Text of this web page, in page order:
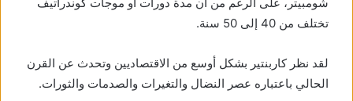
تختلف من 40 إلى 50 سنة.
لقد نظر كاربنتير بشكل أوسع من الاقتصاديين وتحدث عن القرن
الحالي باعتباره عصر النضال والتغيرات والصدمات والثورات.